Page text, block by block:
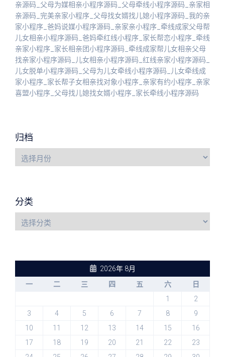
亲源码_父母为媒相亲小程序源码_父母牵线小程序源码_亲家相
亲源码_完美亲家小程序_父母找女婿找儿媳小程序源码_我的亲
家小程序_爸妈说媒小程序源码_亲家亲小程序_牵线成家父母帮
儿女相亲小程序源码_爸妈牵红线小程序_家长帮恋小程序_牵线
亲家小程序_家长相亲团小程序源码_牵线成家帮儿女相亲父母
找亲家小程序源码_儿女相亲小程序源码_红线亲家小程序源码_
儿女脱单小程序源码_父母为儿女牵线小程序源码_儿女牵线成
家小程序_家长帮子女相亲找对象小程序_亲家有约小程序_亲家
喜盟小程序_父母找儿媳找女婿小程序_家长牵线小程序源码
归档
分类
2026年 8月
一
二 三 四 五 六
日
1
2
3
4 5 6 7 8
9
10
11 12 13 14 15
16
17
18 19 20 21 22
23